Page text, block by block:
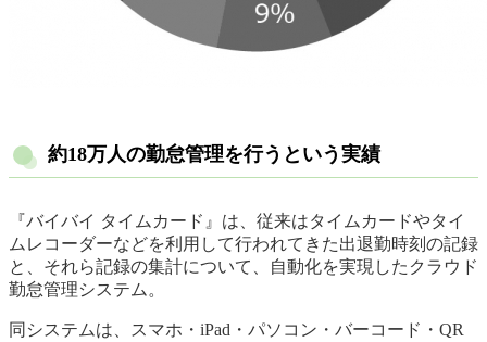
約18万人の勤怠管理を行うという実績
『バイバイ タイムカード』は、従来はタイムカードやタイ
ムレコーダーなどを利用して行われてきた出退勤時刻の記録
と、それら記録の集計について、自動化を実現したクラウド
勤怠管理システム。
同システムは、スマホ・iPad・パソコン・バーコード・QR